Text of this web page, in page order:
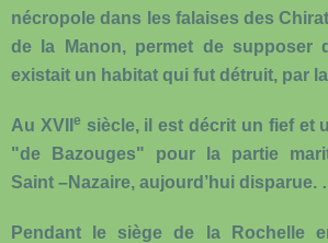
nécropole dans les falaises des
de la Manon, permet de supposer
existait un habitat qui fut détruit, par
Au XVII e siècle, il est décrit un fief et
"de Bazouges" pour la partie
Saint –Nazaire, aujourd’hui disparue.
Pendant le siège de la Rochelle